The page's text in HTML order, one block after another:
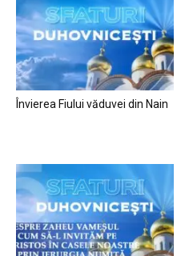
Învierea Fiului văduvei din Nain